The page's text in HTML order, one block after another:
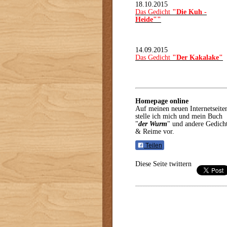
18.10.2015
Das Gedicht "Die Kuh -
Heide""
14.09.2015
Das Gedicht "Der Kakalake"
Homepage online
Auf meinen neuen
stelle ich mich und mein Buch
"der Wurm" und andere
& Reime vor.
Teilen
Diese Seite twittern